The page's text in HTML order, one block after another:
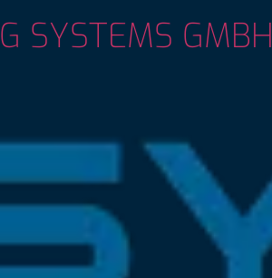
SYSTEMS GMBH